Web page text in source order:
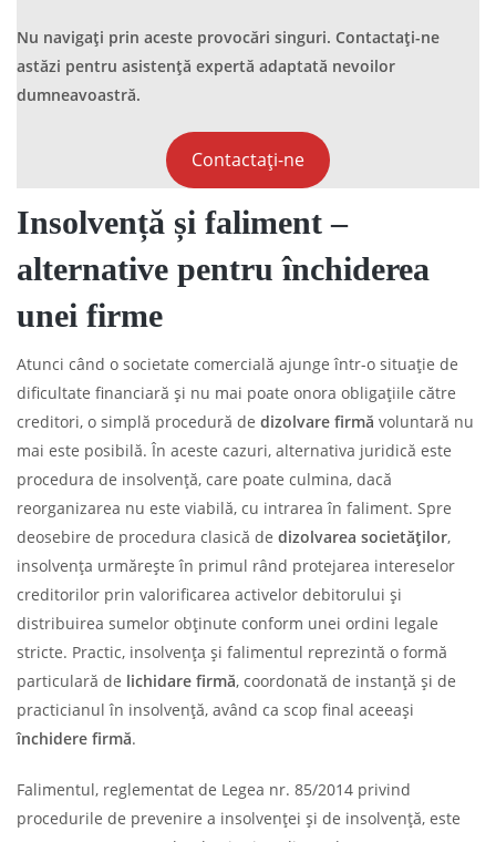
Nu navigați prin aceste provocări singuri. Contactați-ne
astăzi pentru asistență expertă adaptată nevoilor
dumneavoastră.
Contactați-ne
Insolvență și faliment –
alternative pentru închiderea
unei firme
Atunci când o societate comercială ajunge într-o situație de
dificultate financiară și nu mai poate onora obligațiile către
creditori, o simplă procedură de dizolvare firmă voluntară nu
mai este posibilă. În aceste cazuri, alternativa juridică este
procedura de insolvență, care poate culmina, dacă
reorganizarea nu este viabilă, cu intrarea în faliment. Spre
deosebire de procedura clasică de dizolvarea societăților,
insolvența urmărește în primul rând protejarea intereselor
creditorilor prin valorificarea activelor debitorului și
distribuirea sumelor obținute conform unei ordini legale
stricte. Practic, insolvența și falimentul reprezintă o formă
particulară de lichidare firmă, coordonată de instanță și de
practicianul în insolvență, având ca scop final aceeași
închidere firmă.
Falimentul, reglementat de Legea nr. 85/2014 privind
procedurile de prevenire a insolvenței și de insolvență, este